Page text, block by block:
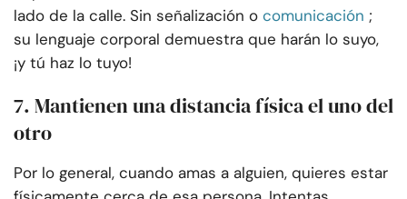
lado de la calle. Sin señalización o comunicación ;
su lenguaje corporal demuestra que harán lo suyo,
¡y tú haz lo tuyo!
7. Mantienen una distancia física el uno del
otro
Por lo general, cuando amas a alguien, quieres estar